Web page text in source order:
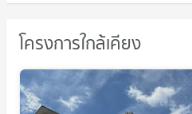
โครงการใกล้เคียง